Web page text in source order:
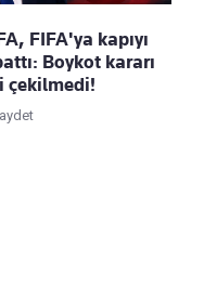
FIFA'ya kapıyı
Boykot kararı
çekilmedi!